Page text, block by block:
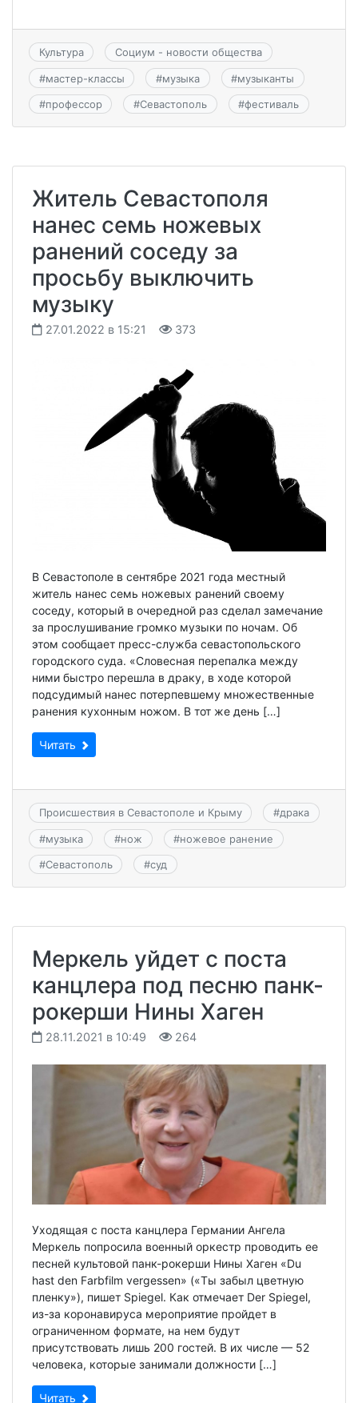
Культура Социум - новости общества
#мастер-классы #музыка #музыканты
#профессор #Севастополь #фестиваль
Житель Севастополя
нанес семь ножевых
ранений соседу за
просьбу выключить
музыку
27.01.2022 в 15:21 373
В Севастополе в сентябре 2021 года местный
житель нанес семь ножевых ранений своему
соседу, который в очередной раз сделал замечание
за прослушивание громко музыки по ночам. Об
этом сообщает пресс-служба севастопольского
городского суда. «Словесная перепалка между
ними быстро перешла в драку, в ходе которой
подсудимый нанес потерпевшему множественные
ранения кухонным ножом. В тот же день […]
Читать
Происшествия в Севастополе и Крыму #драка
#музыка #нож #ножевое ранение
#Севастополь #суд
Меркель уйдет с поста
канцлера под песню панк-
рокерши Нины Хаген
28.11.2021 в 10:49 264
Уходящая с поста канцлера Германии Ангела
Меркель попросила военный оркестр проводить ее
песней культовой панк-рокерши Нины Хаген «Du
hast den Farbfilm vergessen» («Ты забыл цветную
пленку»), пишет Spiegel. Как отмечает Der Spiegel,
из-за коронавируса мероприятие пройдет в
ограниченном формате, на нем будут
присутствовать лишь 200 гостей. В их числе — 52
человека, которые занимали должности […]
Читать